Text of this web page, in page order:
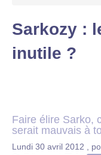
Sarkozy :
inutile ?
Faire élire Sarko,
serait mauvais à
Lundi 30 avril 2012